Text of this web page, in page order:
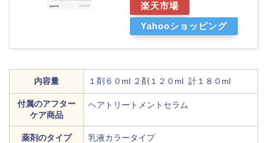
楽天市場
Yahooショッピング
内容量 １剤６０ml ２剤１２０ml 計１８０ml
付属のアフター
ケア商品
ヘアトリートメントセラム
薬剤のタイプ 乳液カラータイプ